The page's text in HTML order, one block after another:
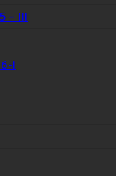
– III
I